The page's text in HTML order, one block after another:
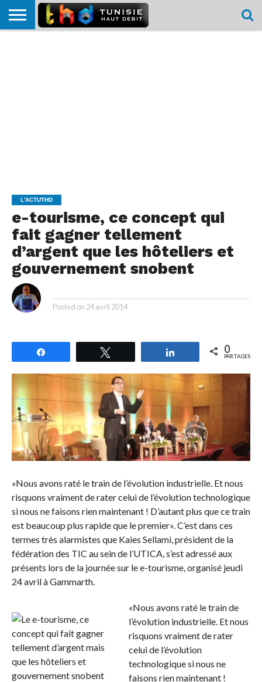
L'ACTUTHD
e-tourisme, ce concept qui
fait gagner tellement
d’argent que les hôteliers et
gouvernement snobent
Posted on 24 avril 2014
Partagez 0
PARTAGES
«Nous avons raté le train de l’évolution industrielle. Et nous
risquons vraiment de rater celui de l’évolution technologique
si nous ne faisons rien maintenant ! D’autant plus que ce train
est beaucoup plus rapide que le premier». C’est dans ces
termes très alarmistes que Kaies Sellami, président de la
fédération des TIC au sein de l’UTICA, s’est adressé aux
présents lors de la journée sur le e-tourisme, organisé jeudi
24 avril à Gammarth.
«Nous avons raté le train de
l’évolution industrielle. Et nous
risquons vraiment de rater
celui de l’évolution
technologique si nous ne
faisons rien maintenant !